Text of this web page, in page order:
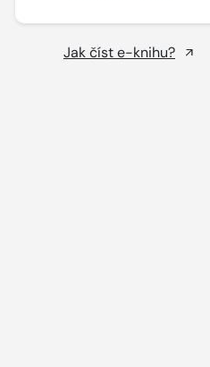
Jak číst e-knihu?